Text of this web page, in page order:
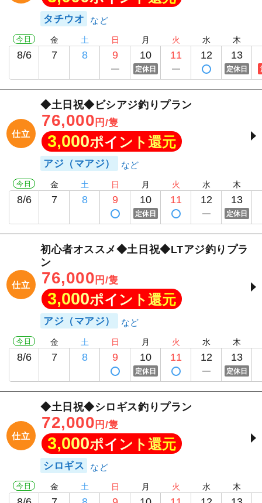
タチウオ
今日
8/6
金
7
土
8
日
9
月
10
定休日
火
11
水
12
木
13
定休日
仕立
◆土日祝◆ビシアジ釣りプラン
76,000 円/隻
3,000ポイント還元
アジ（マアジ）
今日
8/6
金
7
土
8
日
9
月
10
定休日
火
11
水
12
木
13
定休日
仕立
初心者オススメ◆土日祝◆LTアジ釣りプラ
ン
76,000 円/隻
3,000ポイント還元
アジ（マアジ）
今日
8/6
金
7
土
8
日
9
月
10
定休日
火
11
水
12
木
13
定休日
仕立
◆土日祝◆シロギス釣りプラン
72,000 円/隻
3,000ポイント還元
シロギス
今日 金 土 日 月 火 水 木